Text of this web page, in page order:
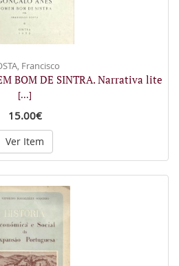
Francisco
BOM DE SINTRA. Narrativa lite
[...]
15.00€
Ver Item